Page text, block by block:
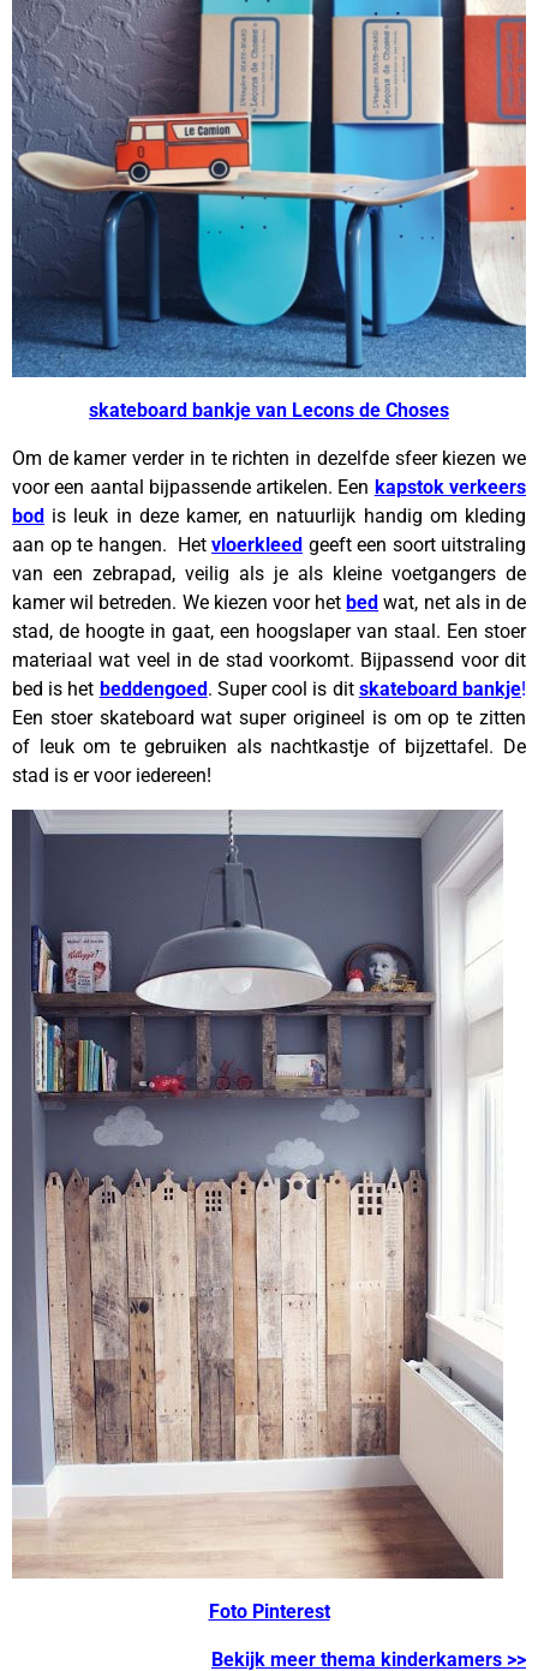
skateboard bankje van Lecons de Choses
Om de kamer verder in te richten in dezelfde sfeer kiezen we
voor een aantal bijpassende artikelen. Een kapstok verkeers
bod is leuk in deze kamer, en natuurlijk handig om kleding
aan op te hangen. Het vloerkleed geeft een soort uitstraling
van een zebrapad, veilig als je als kleine voetgangers de
kamer wil betreden. We kiezen voor hetbed wat, net als in de
stad, de hoogte in gaat, een hoogslaper van staal. Een stoer
materiaal wat veel in de stad voorkomt. Bijpassend voor dit
bed is het beddengoed. Super cool is dit skateboard bankje!
Een stoer skateboard wat super origineel is om op te zitten
of leuk om te gebruiken als nachtkastje of bijzettafel. De
stad is er voor iedereen!
Foto Pinterest
Bekijk meer thema kinderkamers >>